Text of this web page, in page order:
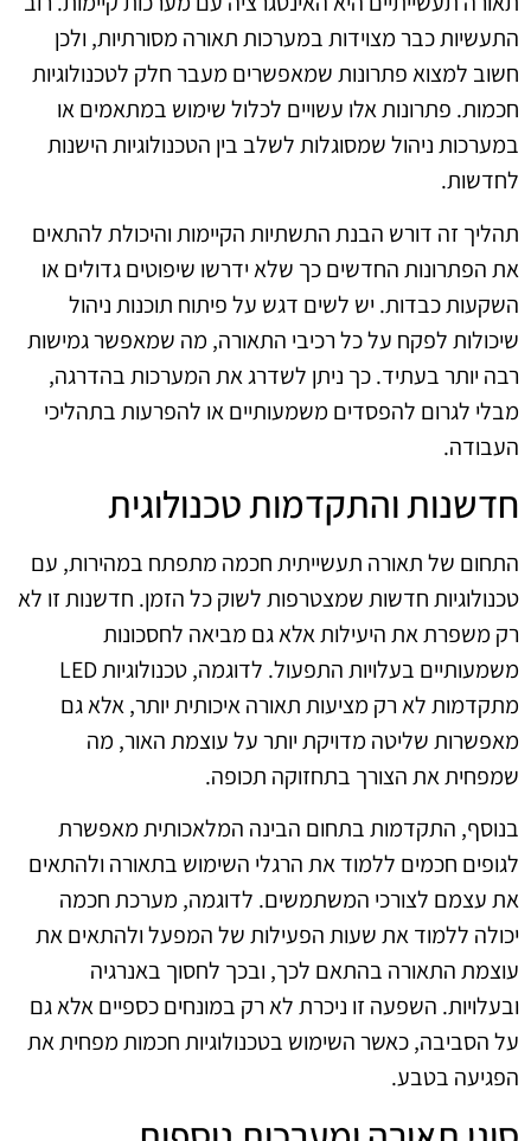
התעשיות כבר מצוידות במערכות תאורה מסורתיות, ולכן
חשוב למצוא פתרונות שמאפשרים מעבר חלק לטכנולוגיות
חכמות. פתרונות אלו עשויים לכלול שימוש במתאמים או
במערכות ניהול שמסוגלות לשלב בין הטכנולוגיות הישנות
לחדשות.
תהליך זה דורש הבנת התשתיות הקיימות והיכולת להתאים
את הפתרונות החדשים כך שלא ידרשו שיפוטים גדולים או
השקעות כבדות. יש לשים דגש על פיתוח תוכנות ניהול
שיכולות לפקח על כל רכיבי התאורה, מה שמאפשר גמישות
רבה יותר בעתיד. כך ניתן לשדרג את המערכות בהדרגה,
מבלי לגרום להפסדים משמעותיים או להפרעות בתהליכי
העבודה.
חדשנות והתקדמות טכנולוגית
התחום של תאורה תעשייתית חכמה מתפתח במהירות, עם
טכנולוגיות חדשות שמצטרפות לשוק כל הזמן. חדשנות זו לא
רק משפרת את היעילות אלא גם מביאה לחסכונות
משמעותיים בעלויות התפעול. לדוגמה, טכנולוגיות LED
מתקדמות לא רק מציעות תאורה איכותית יותר, אלא גם
מאפשרות שליטה מדויקת יותר על עוצמת האור, מה
שמפחית את הצורך בתחזוקה תכופה.
בנוסף, התקדמות בתחום הבינה המלאכותית מאפשרת
לגופים חכמים ללמוד את הרגלי השימוש בתאורה ולהתאים
את עצמם לצורכי המשתמשים. לדוגמה, מערכת חכמה
יכולה ללמוד את שעות הפעילות של המפעל ולהתאים את
עוצמת התאורה בהתאם לכך, ובכך לחסוך באנרגיה
ובעלויות. השפעה זו ניכרת לא רק במונחים כספיים אלא גם
על הסביבה, כאשר השימוש בטכנולוגיות חכמות מפחית את
הפגיעה בטבע.